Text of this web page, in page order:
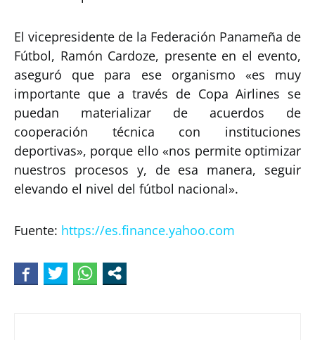
El vicepresidente de la Federación Panameña de
Fútbol, Ramón Cardoze, presente en el evento,
aseguró que para ese organismo «es muy
importante que a través de Copa Airlines se
puedan materializar de acuerdos de
cooperación técnica con instituciones
deportivas», porque ello «nos permite optimizar
nuestros procesos y, de esa manera, seguir
elevando el nivel del fútbol nacional».
Fuente: https://es.finance.yahoo.com